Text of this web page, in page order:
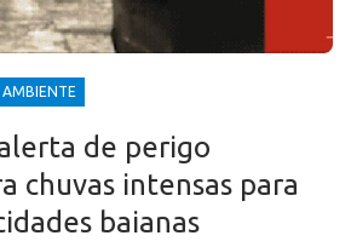
de perigo
chuvas intensas para
baianas